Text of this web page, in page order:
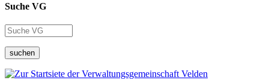
Suche VG
suchen